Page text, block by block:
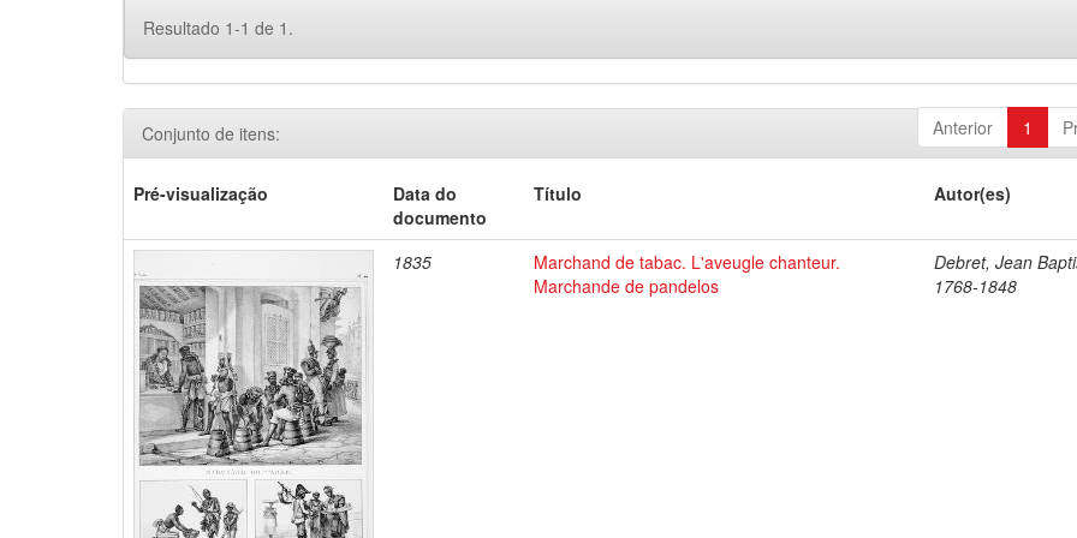
Resultado 1-1 de 1.
Anterior 1
Conjunto de itens:
Pré-visualização
Data do
documento
Título Autor(es)
1835
Marchand de tabac. L'aveugle chanteur.
Marchande de pandelos
Debret, Jean
1768-1848